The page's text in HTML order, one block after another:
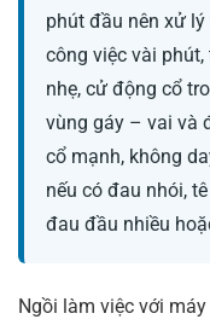
phút đầu nên xử
công việc vài
nhẹ, cử động cổ
vùng gáy – vai và
cổ mạnh, không
nếu có đau nhói,
đau đầu nhiều
Ngồi làm việc với